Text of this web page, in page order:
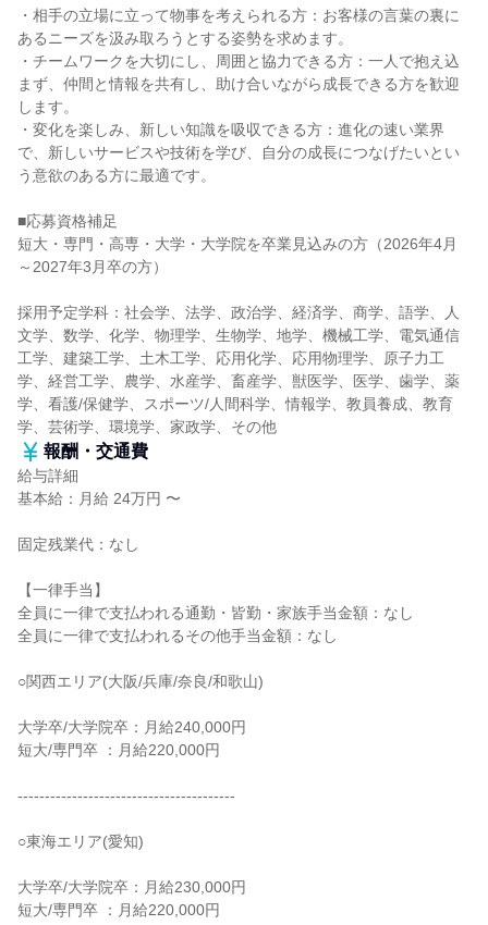
・相手の立場に立って物事を考えられる方：お客様の言葉の裏に
あるニーズを汲み取ろうとする姿勢を求めます。
・チームワークを大切にし、周囲と協力できる方：一人で抱え込
まず、仲間と情報を共有し、助け合いながら成長できる方を歓迎
します。
・変化を楽しみ、新しい知識を吸収できる方：進化の速い業界
で、新しいサービスや技術を学び、自分の成長につなげたいとい
う意欲のある方に最適です。
■応募資格補足
短大・専門・高専・大学・大学院を卒業見込みの方（2026年4月
～2027年3月卒の方）
採用予定学科：社会学、法学、政治学、経済学、商学、語学、人
文学、数学、化学、物理学、生物学、地学、機械工学、電気通信
工学、建築工学、土木工学、応用化学、応用物理学、原子力工
学、経営工学、農学、水産学、畜産学、獣医学、医学、歯学、薬
学、看護/保健学、スポーツ/人間科学、情報学、教員養成、教育
学、芸術学、環境学、家政学、その他
報酬・交通費
給与詳細
基本給：月給 24万円 〜
固定残業代：なし
【一律手当】
全員に一律で支払われる通勤・皆勤・家族手当金額：なし
全員に一律で支払われるその他手当金額：なし
○関西エリア(大阪/兵庫/奈良/和歌山)
大学卒/大学院卒：月給240,000円
短大/専門卒 ：月給220,000円
‐‐‐‐‐‐‐‐‐‐‐‐‐‐‐‐‐‐‐‐‐‐‐‐‐‐‐‐‐‐‐‐‐‐‐‐‐‐‐‐
○東海エリア(愛知)
大学卒/大学院卒：月給230,000円
短大/専門卒 ：月給220,000円